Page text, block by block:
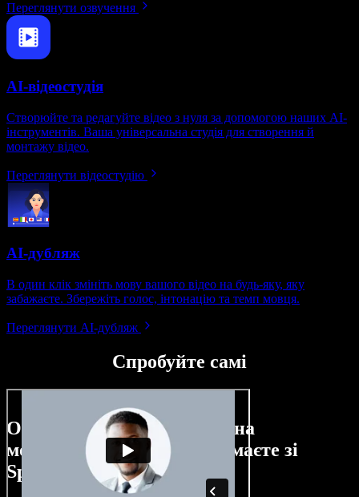
Переглянути озвучення
AI-відеостудія
Створюйте та редагуйте відео з нуля за допомогою наших AI-
інструментів. Ваша універсальна студія для створення й
монтажу відео.
Переглянути відеостудію
AI-дубляж
В один клік змініть мову вашого відео на будь-яку, яку
забажаєте. Збережіть голос, інтонацію та темп мовця.
Переглянути AI-дубляж
Спробуйте самі
Ось лише невелика частина
можливостей, які ви отримаєте зі
Speechify Studio.